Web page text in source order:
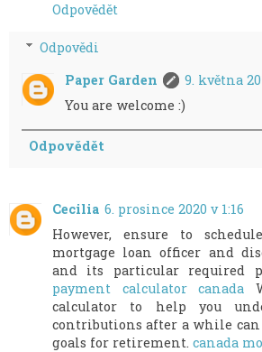
Odpovědět
Odpovědi
Paper Garden
9. května
You are welcome :)
Odpovědět
Cecilia 6. prosince 2020 v 1:16
However, ensure to
mortgage loan officer and
and its particular required
payment calculator canada
calculator to help you
contributions after a while
goals for retirement. canada